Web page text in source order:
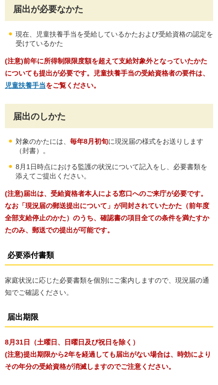
届出が必要なかた
現在、児童扶養手当を受給しているかたおよび受給資格の認定を
受けているかた
(注意)前年に所得制限限度額を超えて支給対象外となっていたかた
についても提出が必要です。児童扶養手当の受給資格者の要件は、
児童扶養手当をご覧ください。
届出のしかた
対象のかたには、 毎年8月初旬に現況届の様式をお送りします
（封書）。
8月1日時点における監護の状況について記入をし、必要書類を
添えてご提出ください。
(注意)届出は、受給資格者本人による窓口へのご来庁が必要です。
なお 「現況届の郵送提出について」が同封されていたかた（前年度
全部支給停止のかた）のうち、確認書の項目全ての条件を満たすか
たのみ、郵送での提出が可能です。
必要添付書類
家庭状況に応じた必要書類を個別にご案内しますので、現況届の通
知でご確認ください。
届出期限
8月31日
（土曜日、日曜日及び祝日を除く）
(注意)提出期限から2年を経過しても届出がない場合は、時効により
その年分の受給資格が消滅しますのでご注意ください。